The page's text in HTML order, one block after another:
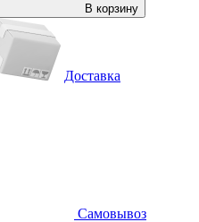
В корзину
Доставка
Самовывоз